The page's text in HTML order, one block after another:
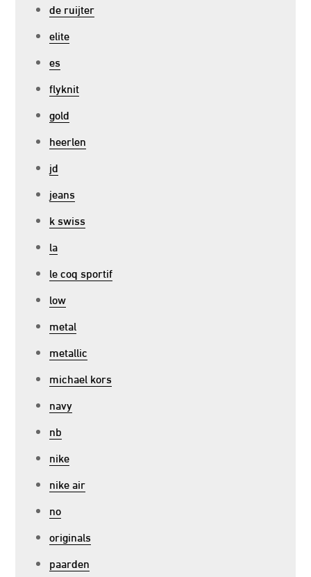
de ruijter
elite
es
flyknit
gold
heerlen
jd
jeans
k swiss
la
le coq sportif
low
metal
metallic
michael kors
navy
nb
nike
nike air
no
originals
paarden